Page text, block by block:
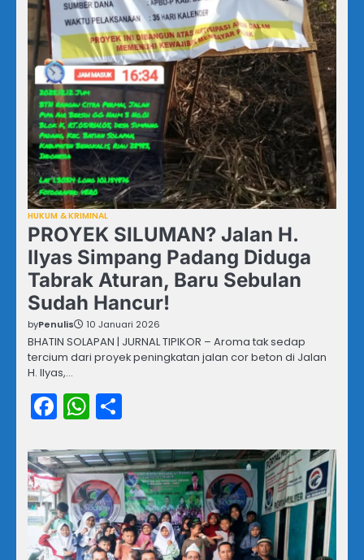
HUKUM & KRIMINAL
PROYEK SILUMAN? Jalan H.
Ilyas Simpang Padang Diduga
Tabrak Aturan, Baru Sebulan
Sudah Hancur!
byPenulis 10 Januari 2026
BHATIN SOLAPAN | JURNAL TIPIKOR – Aroma tak sedap
tercium dari proyek peningkatan jalan cor beton di Jalan
H. Ilyas,…
Facebook
WhatsApp